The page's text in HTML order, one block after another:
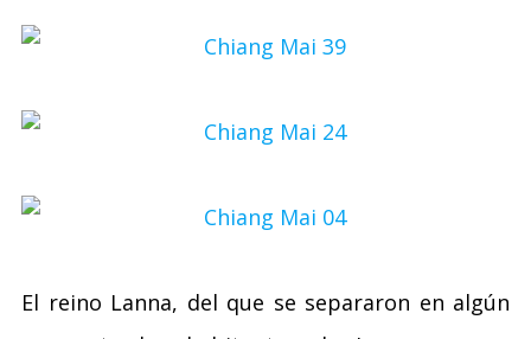
El reino Lanna, del que se separaron en algún